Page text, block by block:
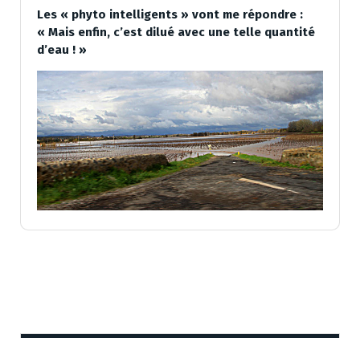
Les « phyto intelligents » vont me répondre :
« Mais enfin, c’est dilué avec une telle quantité
d’eau ! »